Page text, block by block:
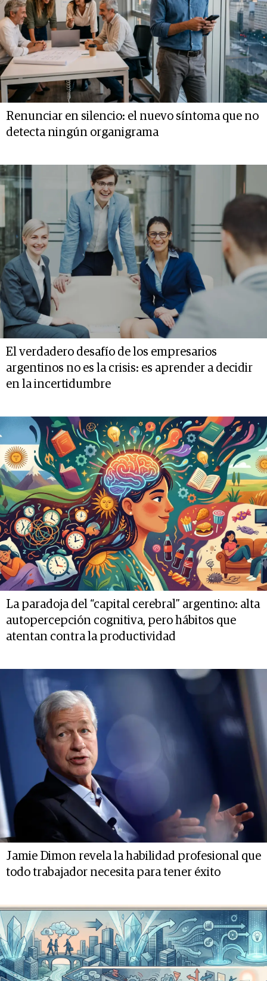
Renunciar en silencio: el nuevo síntoma que no
detecta ningún organigrama
El verdadero desafío de los empresarios
argentinos no es la crisis: es aprender a decidir
en la incertidumbre
La paradoja del “capital cerebral” argentino: alta
autopercepción cognitiva, pero hábitos que
atentan contra la productividad
Jamie Dimon revela la habilidad profesional que
todo trabajador necesita para tener éxito